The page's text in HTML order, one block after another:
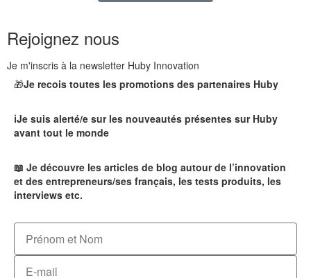
Rejoignez nous
Je m'inscris à la newsletter Huby Innovation
🎁Je recois toutes les promotions des partenaires Huby
ℹ️Je suis alerté/e sur les nouveautés présentes sur Huby
avant tout le monde
📖 Je découvre les articles de blog autour de l’innovation
et des entrepreneurs/ses français, les tests produits, les
interviews etc.